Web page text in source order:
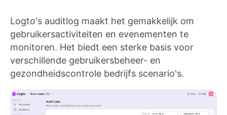
Logto's auditlog maakt het gemakkelijk om
gebruikersactiviteiten en evenementen te
monitoren. Het biedt een sterke basis voor
verschillende gebruikersbeheer- en
gezondheidscontrole bedrijfs scenario's.